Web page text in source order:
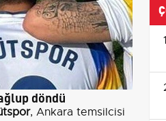
döndü
, Ankara temsilcisi
1